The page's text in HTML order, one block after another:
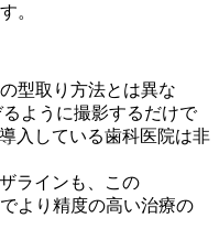
。
型取り方法とは異な
ように撮影するだけで
入している歯科医院は非
ラインも、この
より精度の高い治療の